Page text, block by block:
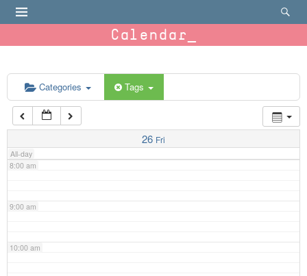
Calendar
Categories Tags
26 Fri
All-day
6:00 am
7:00 am
8:00 am
9:00 am
10:00 am